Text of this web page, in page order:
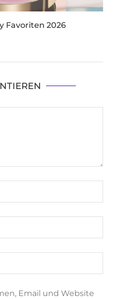
Favoriten 2026
Email und Website